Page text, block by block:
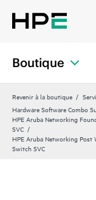
Boutique
Revenir à la boutique
Hardware Software Combo
HPE Aruba Networking
SVC
HPE Aruba Networking Post
Switch SVC